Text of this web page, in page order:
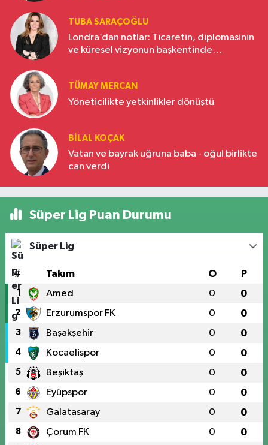
TUBA SARAÇOĞLU
Londra’dan notlar: Ticaretin, diplomasinin
ve küresel vizyonun başkentinde
TÜMAY MERCAN
Yöneticilikte yetkinlikler dönüştü
BILAL KOÇAK
Vatan ve bayrak uğruna baba - oğul birlikte
can verdi
Süper Lig Puan Durumu
Süper Lig
# Takım O P
1 Amed 0 0
2 Erzurumspor FK 0 0
3 Başakşehir 0 0
4 Kocaelispor 0 0
5 Beşiktaş 0 0
6 Eyüpspor 0 0
7 Galatasaray 0 0
8 Çorum FK 0 0